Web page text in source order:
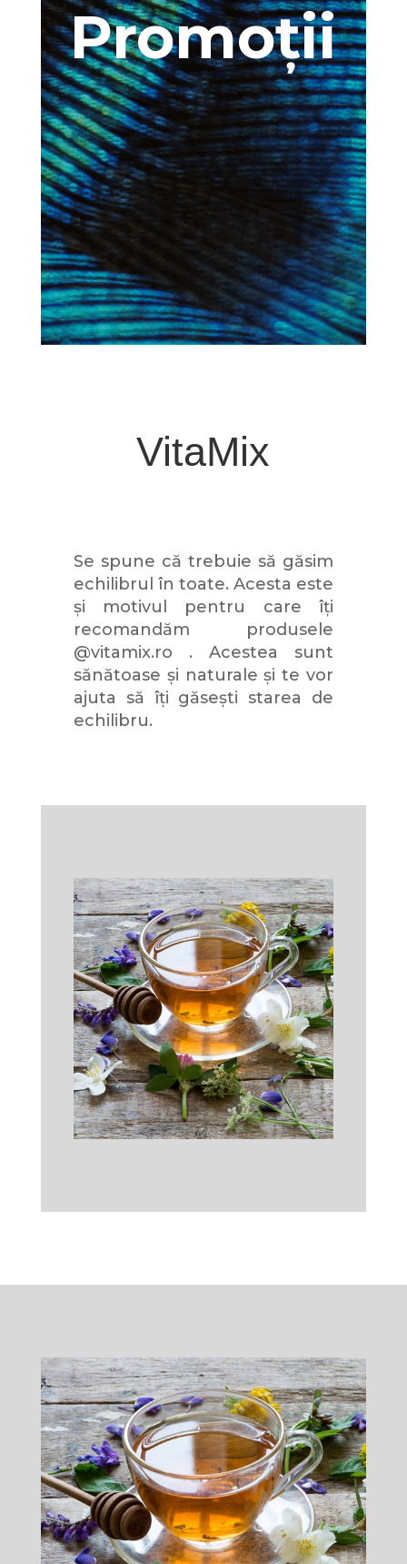
Promoții
VitaMix
Se spune că trebuie să găsim
echilibrul în toate. Acesta este
și motivul pentru care îți
recomandăm produsele
@vitamix.ro . Acestea sunt
sănătoase și naturale și te vor
ajuta să îți găsești starea de
echilibru.